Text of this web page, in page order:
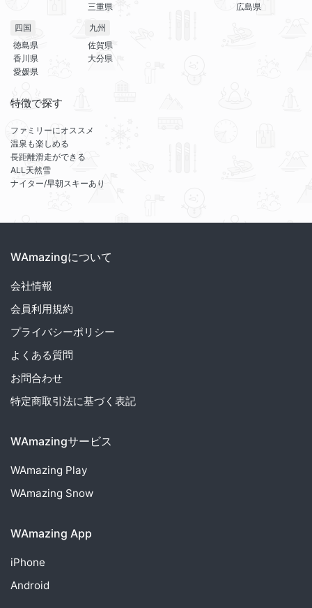
三重県
広島県
四国
徳島県
香川県
愛媛県
九州
佐賀県
大分県
特徴で探す
ファミリーにオススメ
温泉も楽しめる
長距離滑走ができる
ALL天然雪
ナイター/早朝スキーあり
WAmazingについて
会社情報
会員利用規約
プライバシーポリシー
よくある質問
お問合わせ
特定商取引法に基づく表記
WAmazingサービス
WAmazing Play
WAmazing Snow
WAmazing App
iPhone
Android